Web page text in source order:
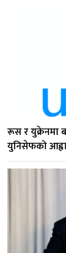
रूस र युक्रेनमा
युनिसेफको